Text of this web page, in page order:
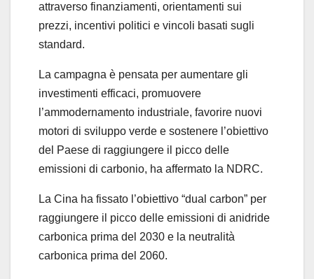
attraverso finanziamenti, orientamenti sui
prezzi, incentivi politici e vincoli basati sugli
standard.
La campagna è pensata per aumentare gli
investimenti efficaci, promuovere
l’ammodernamento industriale, favorire nuovi
motori di sviluppo verde e sostenere l’obiettivo
del Paese di raggiungere il picco delle
emissioni di carbonio, ha affermato la NDRC.
La Cina ha fissato l’obiettivo “dual carbon” per
raggiungere il picco delle emissioni di anidride
carbonica prima del 2030 e la neutralità
carbonica prima del 2060.